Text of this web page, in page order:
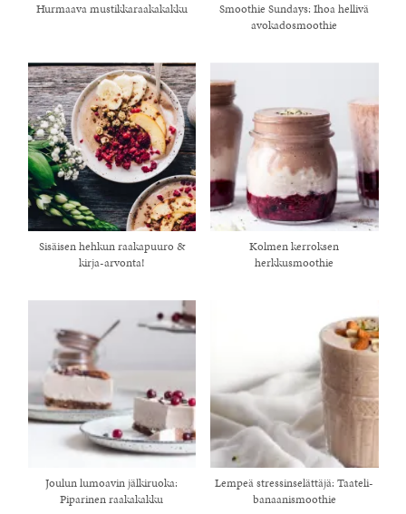
Hurmaava mustikkaraakakakku
Smoothie Sundays: Ihoa hellivä
avokadosmoothie
Sisäisen hehkun raakapuuro &
kirja-arvonta!
Kolmen kerroksen
herkkusmoothie
Joulun lumoavin jälkiruoka:
Piparinen raakakakku
Lempeä stressinselättäjä: Taateli-
banaanismoothie